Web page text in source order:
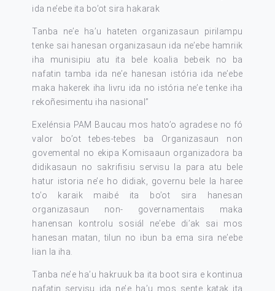
ida ne’ebe ita bo’ot sira hakarak
Tanba ne’e ha’u hateten organizasaun pirilampu
tenke sai hanesan organizasaun ida ne’ebe hamriik
iha munisipiu atu ita bele koalia bebeik no ba
nafatin tamba ida ne’e hanesan istória ida ne’ebe
maka hakerek iha livru ida no istória ne’e tenke iha
rekoñesimentu iha nasional”
Exelénsia PAM Baucau mos hato’o agradese no fó
valor bo’ot tebes-tebes ba Organizasaun non
govemental no ekipa Komisaaun organizadora ba
didikasaun no sakrifisiu servisu la para atu bele
hatur istoria ne’e ho didiak, governu bele la haree
to’o karaik maibé ita bo’ot sira hanesan
organizasaun non- governamentais maka
hanensan kontrolu sosiál ne’ebe di’ak sai mos
hanesan matan, tilun no ibun ba ema sira ne’ebe
lian la iha.
Tanba ne’e ha’u hakruuk ba ita boot sira e kontinua
nafatin servisu ida ne’e ha’u mos sente katak ita